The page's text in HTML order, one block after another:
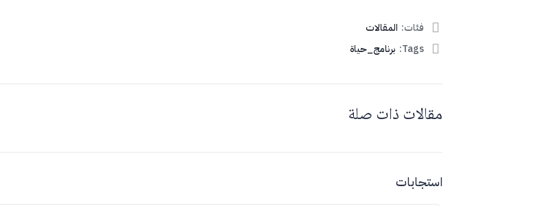
فئات: المقالات
Tags: برنامج_حياة
مقالات ذات صلة
استجابات